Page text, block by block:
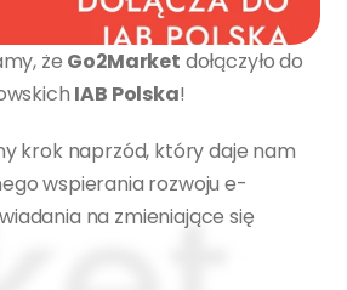
że Go2Market dołączyło do
IAB Polska!
krok naprzód, który daje nam
wspierania rozwoju e-
na zmieniające się